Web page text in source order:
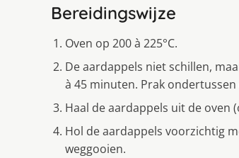
Bereidingswijze
Oven op 200 à 225°C.
De aardappels niet schillen,
à 45 minuten. Prak
Haal de aardappels uit de oven
Hol de aardappels voorzichtig
weggooien.